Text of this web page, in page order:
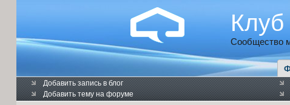
Сообщество
Добавить запись в блог
Добавить тему на форуме